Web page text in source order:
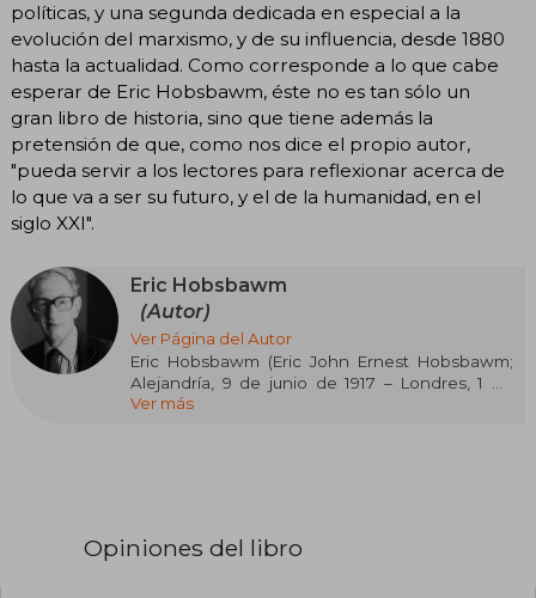
políticas, y una segunda dedicada en especial a la
evolución del marxismo, y de su influencia, desde 1880
hasta la actualidad. Como corresponde a lo que cabe
esperar de Eric Hobsbawm, éste no es tan sólo un
gran libro de historia, sino que tiene además la
pretensión de que, como nos dice el propio autor,
"pueda servir a los lectores para reflexionar acerca de
lo que va a ser su futuro, y el de la humanidad, en el
siglo XXI".
Eric Hobsbawm
(Autor)
Ver Página del Autor
Eric Hobsbawm (Eric John Ernest Hobsbawm;
Alejandría, 9 de junio de 1917 – Londres, 1 de
octubre de 2012) fue un historiador británico
1933, huyendo del nazismo. Estudió Historia en
Ver más
Opiniones del libro